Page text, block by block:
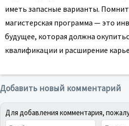
иметь запасные варианты.
магистерская программа — это
будущее, которая должна
квалификации и расширение
Добавить новый комментарий
Для добавления комментария,